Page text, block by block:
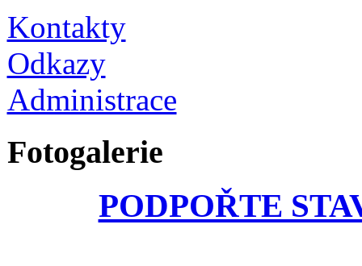
Kontakty
Odkazy
Administrace
Fotogalerie
PODPOŘTE